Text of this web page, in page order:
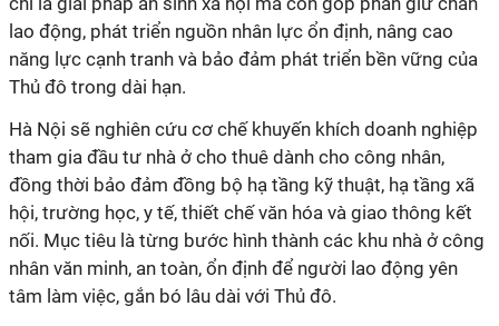
lao động, phát triển nguồn nhân lực ổn định, nâng cao
năng lực cạnh tranh và bảo đảm phát triển bền vững của
Thủ đô trong dài hạn.
Hà Nội sẽ nghiên cứu cơ chế khuyến khích doanh nghiệp
tham gia đầu tư nhà ở cho thuê dành cho công nhân,
đồng thời bảo đảm đồng bộ hạ tầng kỹ thuật, hạ tầng xã
hội, trường học, y tế, thiết chế văn hóa và giao thông kết
nối. Mục tiêu là từng bước hình thành các khu nhà ở công
nhân văn minh, an toàn, ổn định để người lao động yên
tâm làm việc, gắn bó lâu dài với Thủ đô.